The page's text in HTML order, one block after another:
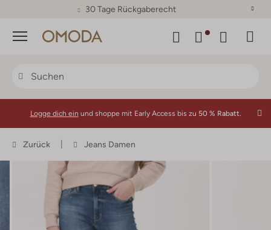
30 Tage Rückgaberecht
Menü
Logge dich ein und shoppe mit Early Access bis zu 50 % Rabatt.
Zurück Jeans Damen